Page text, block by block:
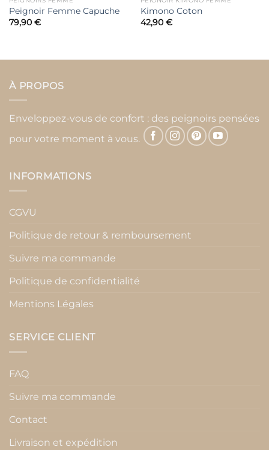
Peignoir Femme Capuche
79,90 €
Kimono Coton
42,90 €
À PROPOS
Enveloppez-vous de confort : des peignoirs pensées
pour votre moment à vous.
INFORMATIONS
CGVU
Politique de retour & remboursement
Suivre ma commande
Politique de confidentialité
Mentions Légales
SERVICE CLIENT
FAQ
Suivre ma commande
Contact
Livraison et expédition